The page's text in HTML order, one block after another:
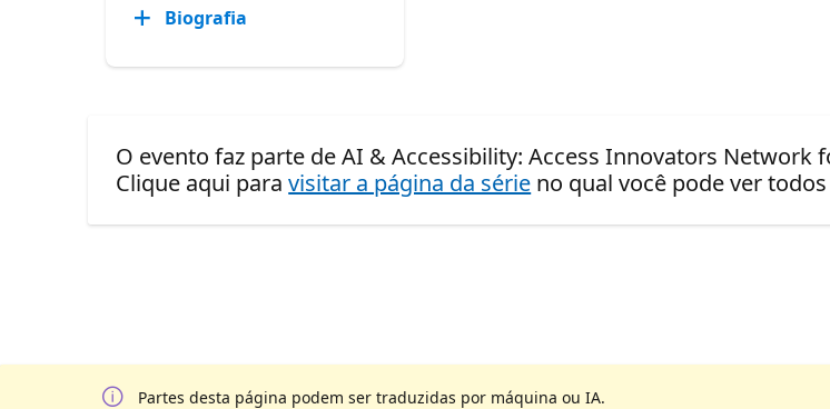
Biografia
O evento faz parte de AI & Accessibility: Access Innovators Network
Clique aqui paravisitar a página da série no qual você pode ver
Partes desta página podem ser traduzidas por máquina ou IA.